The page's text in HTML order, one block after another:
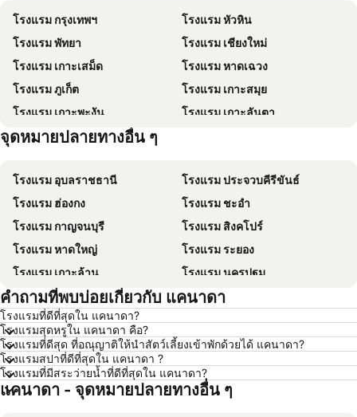
โรงแรม กรุงเทพฯ
โรงแรม หัวหิน
โรงแรม พัทยา
โรงแรม เชียงใหม่
โรงแรม เกาะเสม็ด
โรงแรม หาดเฉวง
โรงแรม ภูเก็ต
โรงแรม เกาะสมุย
โรงแรม เกาะพะงัน
โรงแรม เกาะลันตา
โรงแรม เกาะหลีเป๊ะ
จุดหมายปลายทางอื่น ๆ
โรงแรม อุบลราชธานี
โรงแรม ประจวบคีรีขันธ์
โรงแรม ฮ่องกง
โรงแรม ชะอำ
โรงแรม กาญจนบุรี
โรงแรม สิงคโปร์
โรงแรม หาดใหญ่
โรงแรม ระยอง
โรงแรม เกาะล้าน
โรงแรม นครปฐม
โรงแรม นครราชสีมา
โรงแรม ซินยี่
โรงแรม เขาหลัก
โรงแรม อุดรธานี
โรงแรม ศรีราชา
โรงแรม กระบี่
โรงแรม นครนายก
โรงแรม นครพนม
โรงแรม ฮ่องกง
คำถามที่พบบ่อยเกี่ยวกับ แคนาดา
โรงแรมที่ดีที่สุดใน แคนาดา?
โรงแรมสุดหรูใน แคนาดา คือ?
โรงแรมที่ดีสุด ที่อณุญาติให้นำสัตว์เลี้ยงเข้าพักด้วยได้ แคนาดา?
โรงแรมสปาที่ดีที่สุดใน แคนาดา ?
โรงแรมที่มีสระว่ายน้ำที่ดีที่สุดใน แคนาดา?
แคนาดา - จุดหมายปลายทางอื่น ๆ